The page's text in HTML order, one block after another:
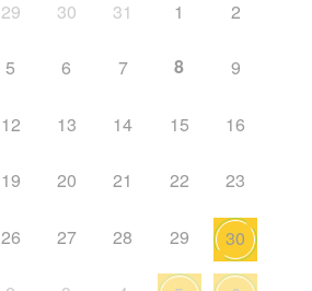
29 30 31 1 2
5 6 7 8 9
12 13 14 15 16
19 20 21 22 23
26 27 28 29 30